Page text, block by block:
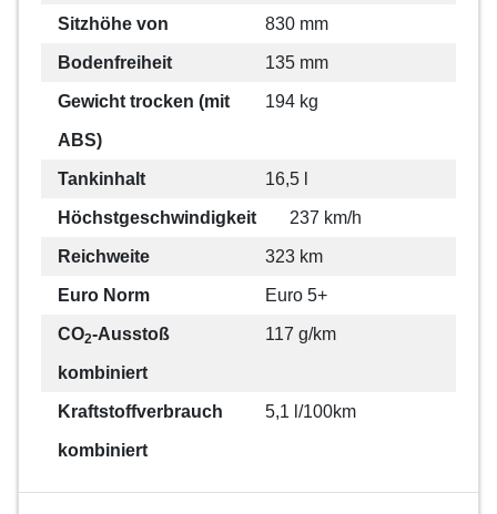
Sitzhöhe von 830 mm
Bodenfreiheit 135 mm
Gewicht trocken (mit
ABS)
194 kg
Tankinhalt 16,5 l
Höchstgeschwindigkeit 237 km/h
Reichweite 323 km
Euro Norm Euro 5+
CO2-Ausstoß
kombiniert
117 g/km
Kraftstoffverbrauch
kombiniert
5,1 l/100km